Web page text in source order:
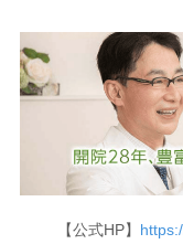
【公式HP】